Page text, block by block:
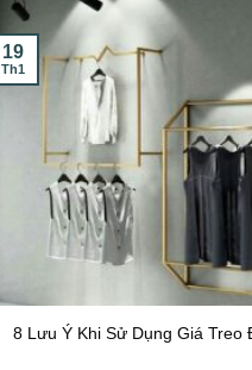
8 Lưu Ý Khi Sử Dụng Giá Treo
19
Th1